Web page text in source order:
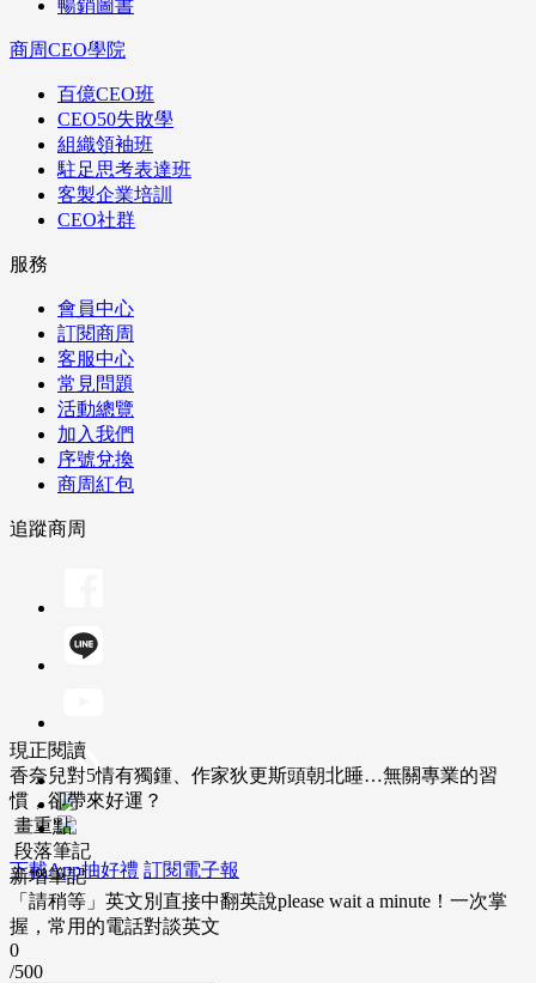
暢銷圖書
商周CEO學院
百億CEO班
CEO50失敗學
組織領袖班
駐足思考表達班
客製企業培訓
CEO社群
服務
會員中心
訂閱商周
客服中心
常見問題
活動總覽
加入我們
序號兌換
商周紅包
追蹤商周
下載App抽好禮 訂閱電子報
現正閱讀
香奈兒對5情有獨鍾、作家狄更斯頭朝北睡…無關專業的習
慣，卻帶來好運？
畫重點
段落筆記
新增筆記
「請稍等」英文別直接中翻英說please wait a minute！一次掌
握，常用的電話對談英文
0
/500